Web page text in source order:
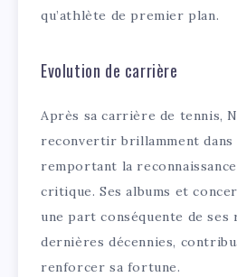
qu’athlète de premier plan.
Evolution de carrière
Après sa carrière de tennis,
reconvertir brillamment dans
remportant la
critique. Ses albums et
une part conséquente de ses
dernières décennies,
renforcer sa fortune.